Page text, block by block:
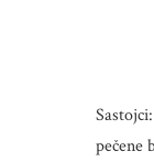
pečene